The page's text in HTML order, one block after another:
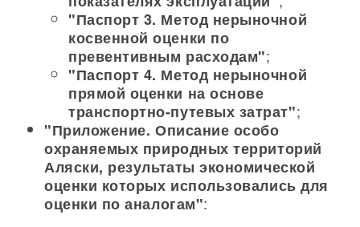
"Паспорт 3. Метод нерыночной
косвенной оценки по
превентивным расходам";
"Паспорт 4. Метод нерыночной
прямой оценки на основе
транспортно-путевых затрат";
"Приложение. Описание особо
охраняемых природных территорий
Аляски, результаты экономической
оценки которых использовались для
оценки по аналогам":